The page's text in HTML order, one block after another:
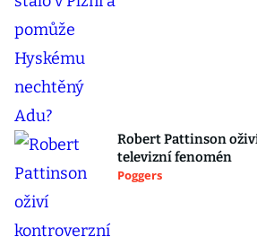
Robert Pattinson
televizní fenomén
Poggers